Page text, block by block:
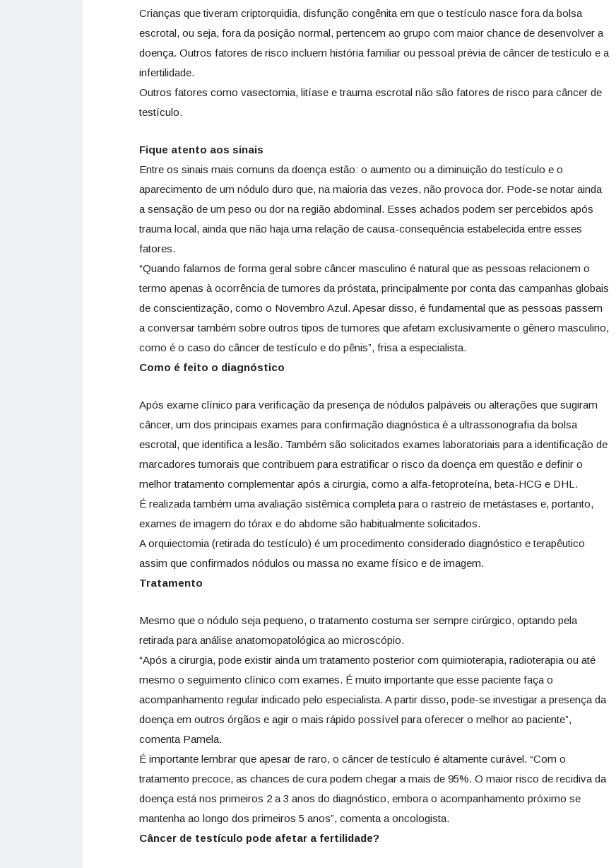
Crianças que tiveram criptorquidia, disfunção congênita em que o testículo nasce fora da bolsa
escrotal, ou seja, fora da posição normal, pertencem ao grupo com maior chance de desenvolver a
doença. Outros fatores de risco incluem história familiar ou pessoal prévia de câncer de testículo e a
infertilidade.
Outros fatores como vasectomia, litíase e trauma escrotal não são fatores de risco para câncer de
testículo.
Fique atento aos sinais
Entre os sinais mais comuns da doença estão: o aumento ou a diminuição do testículo e o
aparecimento de um nódulo duro que, na maioria das vezes, não provoca dor. Pode-se notar ainda
a sensação de um peso ou dor na região abdominal. Esses achados podem ser percebidos após
trauma local, ainda que não haja uma relação de causa-consequência estabelecida entre esses
fatores.
“Quando falamos de forma geral sobre câncer masculino é natural que as pessoas relacionem o
termo apenas à ocorrência de tumores da próstata, principalmente por conta das campanhas globais
de conscientização, como o Novembro Azul. Apesar disso, é fundamental que as pessoas passem
a conversar também sobre outros tipos de tumores que afetam exclusivamente o gênero masculino,
como é o caso do câncer de testículo e do pênis”, frisa a especialista.
Como é feito o diagnóstico
Após exame clínico para verificação da presença de nódulos palpáveis ou alterações que sugiram
câncer, um dos principais exames para confirmação diagnóstica é a ultrassonografia da bolsa
escrotal, que identifica a lesão. Também são solicitados exames laboratoriais para a identificação de
marcadores tumorais que contribuem para estratificar o risco da doença em questão e definir o
melhor tratamento complementar após a cirurgia, como a alfa-fetoproteína, beta-HCG e DHL.
É realizada também uma avaliação sistêmica completa para o rastreio de metástases e, portanto,
exames de imagem do tórax e do abdome são habitualmente solicitados.
A orquiectomia (retirada do testículo) é um procedimento considerado diagnóstico e terapêutico
assim que confirmados nódulos ou massa no exame físico e de imagem.
Tratamento
Mesmo que o nódulo seja pequeno, o tratamento costuma ser sempre cirúrgico, optando pela
retirada para análise anatomopatológica ao microscópio.
“Após a cirurgia, pode existir ainda um tratamento posterior com quimioterapia, radioterapia ou até
mesmo o seguimento clínico com exames. É muito importante que esse paciente faça o
acompanhamento regular indicado pelo especialista. A partir disso, pode-se investigar a presença da
doença em outros órgãos e agir o mais rápido possível para oferecer o melhor ao paciente”,
comenta Pamela.
É importante lembrar que apesar de raro, o câncer de testículo é altamente curável. “Com o
tratamento precoce, as chances de cura podem chegar a mais de 95%. O maior risco de recidiva da
doença está nos primeiros 2 a 3 anos do diagnóstico, embora o acompanhamento próximo se
mantenha ao longo dos primeiros 5 anos”, comenta a oncologista.
Câncer de testículo pode afetar a fertilidade?